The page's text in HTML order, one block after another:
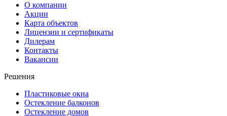
О компании
Акции
Карта объектов
Лицензии и сертификаты
Дилерам
Контакты
Вакансии
Решения
Пластиковые окна
Остекление балконов
Остекление домов